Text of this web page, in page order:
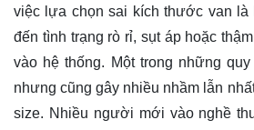
việc lựa chọn sai kích thước van là
đến tình trạng rò rỉ, sụt áp hoặc
vào hệ thống. Một trong những
nhưng cũng gây nhiều nhầm lẫn
size. Nhiều người mới vào nghề